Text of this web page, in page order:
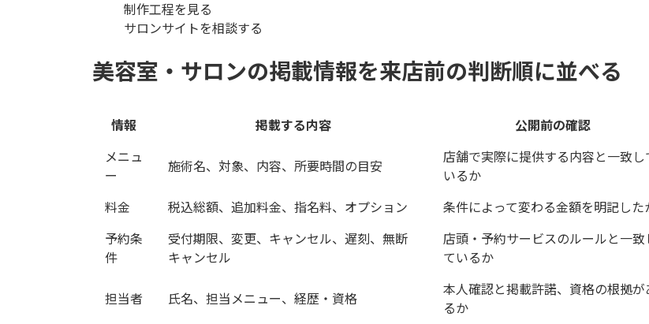
制作工程を見る
サロンサイトを相談する
美容室・サロンの掲載情報を来店前の判断順に並べる
情報 掲載する内容 公開前の確認
メニュ
ー
施術名、対象、内容、所要時間の目安
店舗で実際に提供する内容と一致し
いるか
料金 税込総額、追加料金、指名料、オプション 条件によって変わる金額を明記した
予約条
件
受付期限、変更、キャンセル、遅刻、無断
キャンセル
店頭・予約サービスのルールと一致
ているか
担当者 氏名、担当メニュー、経歴・資格
本人確認と掲載許諾、資格の根拠が
るか